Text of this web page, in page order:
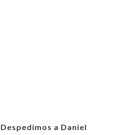
Despedimos a Daniel